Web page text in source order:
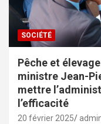
SOCIÉTÉ
Pêche et
ministre Jean-
mettre
l’efficacité
20 février 2025